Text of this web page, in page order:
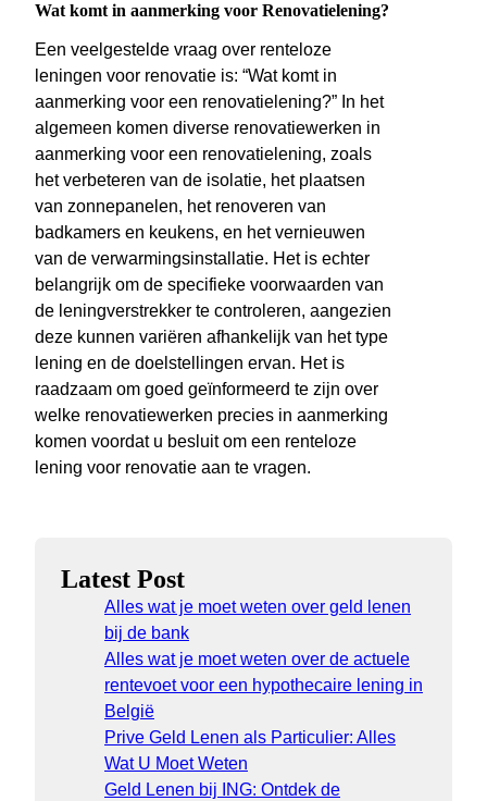
Wat komt in aanmerking voor Renovatielening?
Een veelgestelde vraag over renteloze
leningen voor renovatie is: “Wat komt in
aanmerking voor een renovatielening?” In het
algemeen komen diverse renovatiewerken in
aanmerking voor een renovatielening, zoals
het verbeteren van de isolatie, het plaatsen
van zonnepanelen, het renoveren van
badkamers en keukens, en het vernieuwen
van de verwarmingsinstallatie. Het is echter
belangrijk om de specifieke voorwaarden van
de leningverstrekker te controleren, aangezien
deze kunnen variëren afhankelijk van het type
lening en de doelstellingen ervan. Het is
raadzaam om goed geïnformeerd te zijn over
welke renovatiewerken precies in aanmerking
komen voordat u besluit om een renteloze
lening voor renovatie aan te vragen.
Latest Post
Alles wat je moet weten over geld lenen
bij de bank
Alles wat je moet weten over de actuele
rentevoet voor een hypothecaire lening in
België
Prive Geld Lenen als Particulier: Alles
Wat U Moet Weten
Geld Lenen bij ING: Ontdek de